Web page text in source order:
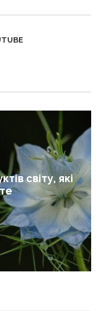
світу, які